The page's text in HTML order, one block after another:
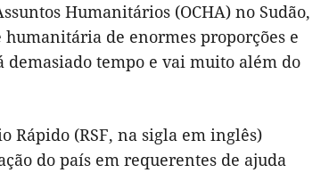
Humanitários (OCHA) no Sudão,
de enormes proporções e
demasiado tempo e vai muito além do
Rápido (RSF, na sigla em inglês)
do país em requerentes de ajuda